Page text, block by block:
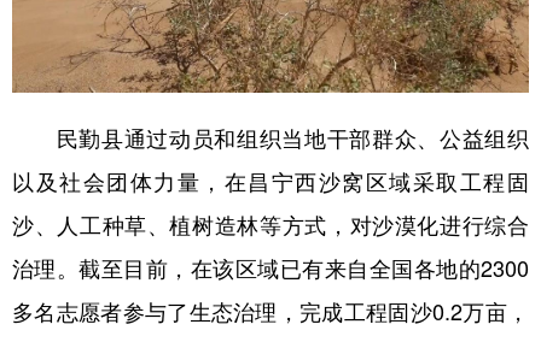
民勤县通过动员和组织当地干部群众、公益组织
以及社会团体力量，在昌宁西沙窝区域采取工程固
沙、人工种草、植树造林等方式，对沙漠化进行综合
治理。截至目前，在该区域已有来自全国各地的2300
多名志愿者参与了生态治理，完成工程固沙0.2万亩，